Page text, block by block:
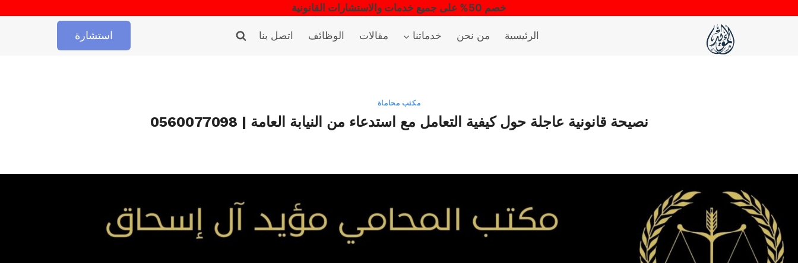
خصم 50% على جميع خدمات والاستشارات القانونية
الرئيسية من نحن خدماتنا مقالات الوظائف اتصل بنا استشارة
مكتب محاماة
نصيحة قانونية عاجلة حول كيفية التعامل مع استدعاء من النيابة العامة | 0560077098